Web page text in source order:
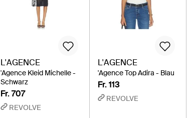
L'AGENCE
'Agence Kleid Michelle -
Schwarz
Fr. 707
REVOLVE
L'AGENCE
'Agence Top Adira - Blau
Fr. 113
REVOLVE